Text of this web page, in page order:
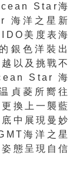
Star海
海洋之星新
美度表海
銀色洋裝出
以及挑戰不
Star 海
貞菱所嚮往
換上一襲藍
中展現曼妙
海洋之星
態呈現自信